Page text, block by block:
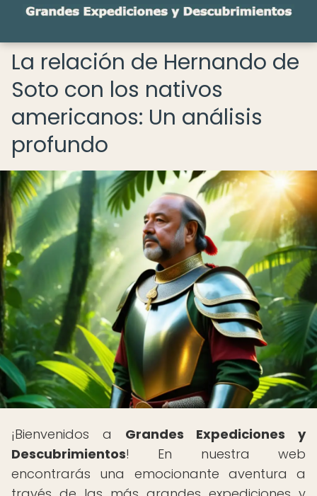
La relación de Hernando de
Soto con los nativos
americanos: Un análisis
profundo
¡Bienvenidos a Grandes Expediciones y
Descubrimientos! En nuestra web
encontrarás una emocionante aventura a